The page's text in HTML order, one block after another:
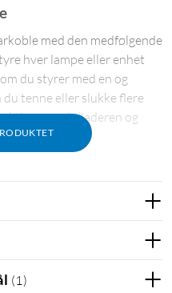
med den medfølgende
hver lampe eller enhet
du styrer med en og
du tenne eller slukke flere
mobilladeren og
ulike knapper.
høyere
på opptil 2300 W. Det
styre, ikke bare lamper,
og andre relativt kraftige
ikke bruker mer enn max
(1 )